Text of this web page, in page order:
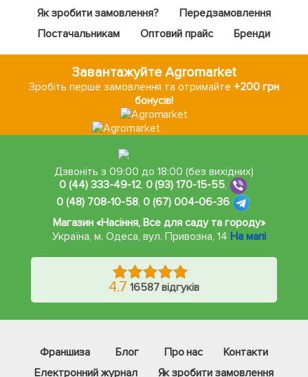
Як зробити замовлення?
Передзамовлення
Постачальникам
Оптовий прайс Бренди
Завантажуйте Agromarket
Зробіть перше замовлення та отримайте+200 грн
бонусів!
Дзвоніть з 09:00 до 18:00 (без вихідних)
0 (44) 333-49-12, 0 (93) 170-15-55,
0 (48) 708-10-58, 0 (67) 004-06-36
Магазин «Насіння, Все для саду та городу»
Україна, м. Одеса,вул. Привозна, 14 На мапі
4.7 16587 відгуків
Франшиза Блог Про нас
Контакти
Електронний журнал
Як зробити замовлення